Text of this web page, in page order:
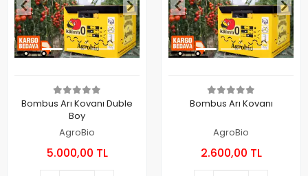
Bombus Arı Kovanı Duble
Boy
AgroBio
5.000,00 TL
Bombus Arı Kovanı
AgroBio
2.600,00 TL